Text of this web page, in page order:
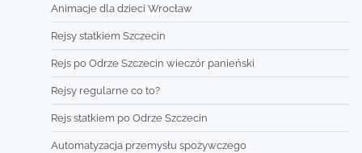
Animacje dla dzieci Wrocław
Rejsy statkiem Szczecin
Rejs po Odrze Szczecin wieczór panieński
Rejsy regularne co to?
Rejs statkiem po Odrze Szczecin
Automatyzacja przemysłu spożywczego